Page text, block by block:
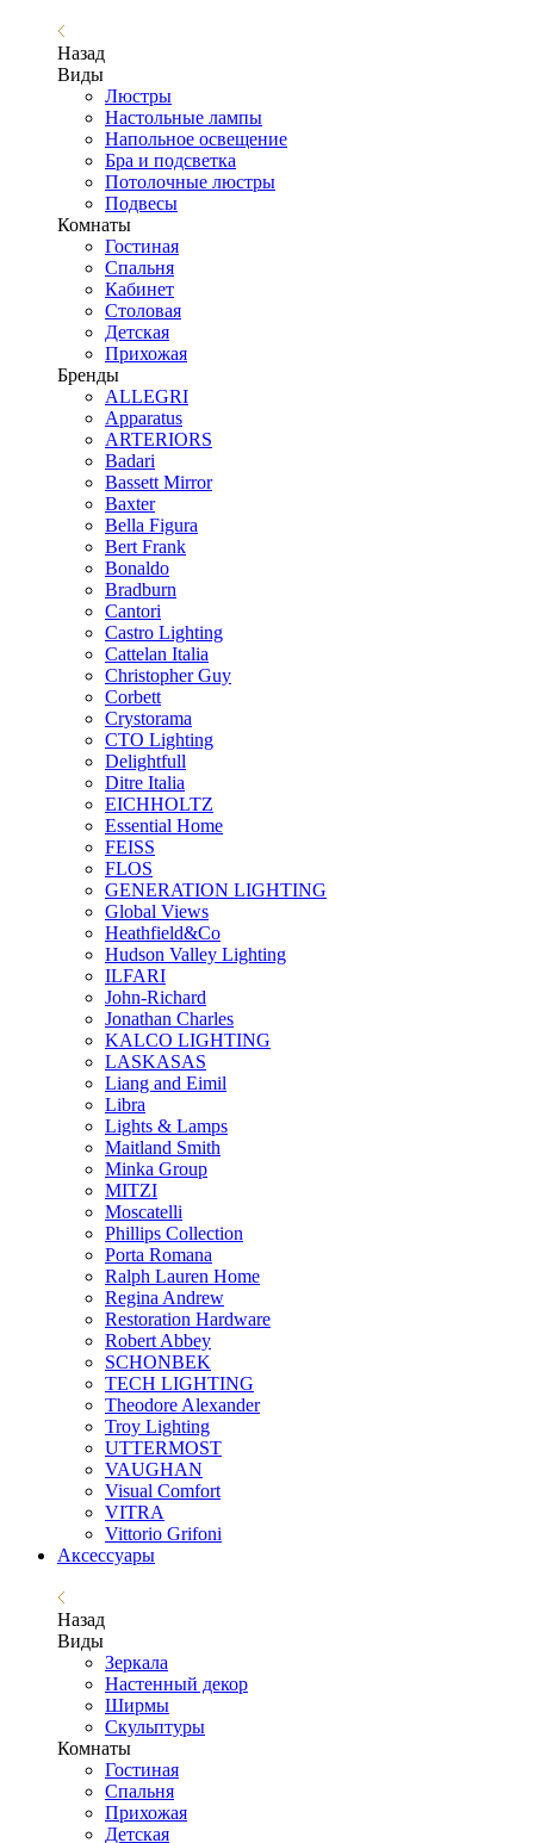
Назад
Виды
Люстры
Настольные лампы
Напольное освещение
Бра и подсветка
Потолочные люстры
Подвесы
Комнаты
Гостиная
Спальня
Кабинет
Столовая
Детская
Прихожая
Бренды
ALLEGRI
Apparatus
ARTERIORS
Badari
Bassett Mirror
Baxter
Bella Figura
Bert Frank
Bonaldo
Bradburn
Cantori
Castro Lighting
Cattelan Italia
Christopher Guy
Corbett
Crystorama
CTO Lighting
Delightfull
Ditre Italia
EICHHOLTZ
Essential Home
FEISS
FLOS
GENERATION LIGHTING
Global Views
Heathfield&Co
Hudson Valley Lighting
ILFARI
John-Richard
Jonathan Charles
KALCO LIGHTING
LASKASAS
Liang and Eimil
Libra
Lights & Lamps
Maitland Smith
Minka Group
MITZI
Moscatelli
Phillips Collection
Porta Romana
Ralph Lauren Home
Regina Andrew
Restoration Hardware
Robert Abbey
SCHONBEK
TECH LIGHTING
Theodore Alexander
Troy Lighting
UTTERMOST
VAUGHAN
Visual Comfort
VITRA
Vittorio Grifoni
Аксессуары
Назад
Виды
Зеркала
Настенный декор
Ширмы
Скульптуры
Комнаты
Гостиная
Спальня
Прихожая
Детская